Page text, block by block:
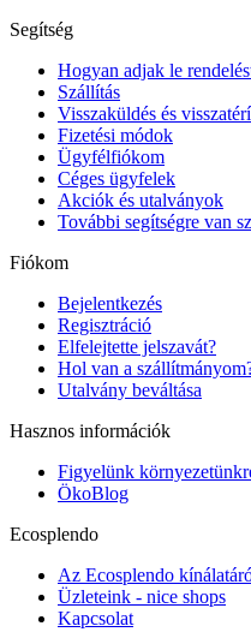
Segítség
Hogyan adjak le
Szállítás
Visszaküldés és
Fizetési módok
Ügyfélfiókom
Céges ügyfelek
Akciók és utalványok
További segítségre van
Fiókom
Bejelentkezés
Regisztráció
Elfelejtette jelszavát?
Hol van a
Utalvány beváltása
Hasznos információk
Figyelünk
ÖkoBlog
Ecosplendo
Az Ecosplendo
Üzleteink - nice shops
Kapcsolat